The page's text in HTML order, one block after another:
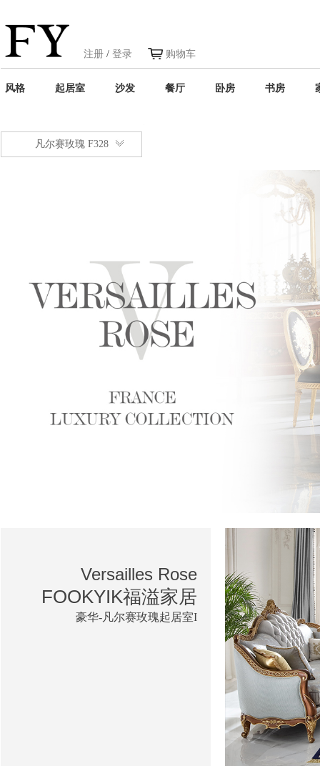
注册 / 登录 购物车
风格 起居室 沙发 餐厅 卧房 书房
凡尔赛玫瑰 F328
Versailles Rose
FOOKYIK福溢家居
豪华-凡尔赛玫瑰起居室I